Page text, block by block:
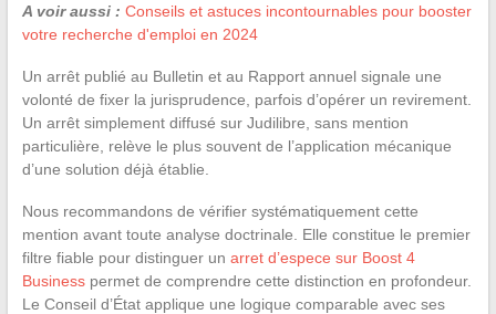
A voir aussi : Conseils et astuces incontournables pour booster
votre recherche d'emploi en 2024
Un arrêt publié au Bulletin et au Rapport annuel signale une
volonté de fixer la jurisprudence, parfois d’opérer un revirement.
Un arrêt simplement diffusé sur Judilibre, sans mention
particulière, relève le plus souvent de l’application mécanique
d’une solution déjà établie.
Nous recommandons de vérifier systématiquement cette
mention avant toute analyse doctrinale. Elle constitue le premier
filtre fiable pour distinguer un arret d’espece sur Boost 4
Businesspermet de comprendre cette distinction en profondeur.
Le Conseil d’État applique une logique comparable avec ses